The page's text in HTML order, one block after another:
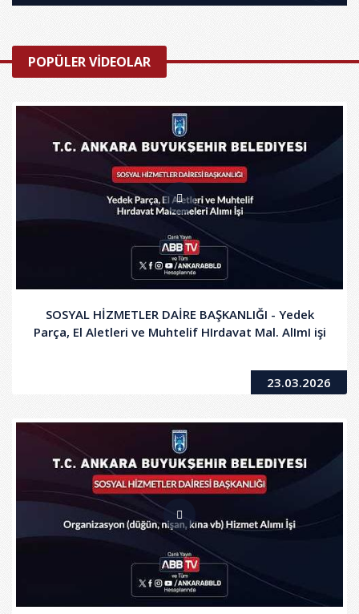
POPÜLER VİDEOLAR
SOSYAL HİZMETLER DAİRE BAŞKANLIĞI - Yedek
Parça, El Aletleri ve Muhtelif HIrdavat Mal. AlImI işi
23.03.2026